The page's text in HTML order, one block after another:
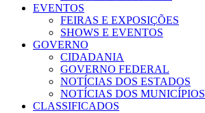
EVENTOS
FEIRAS E EXPOSIÇÕES
SHOWS E EVENTOS
GOVERNO
CIDADANIA
GOVERNO FEDERAL
NOTÍCIAS DOS ESTADOS
NOTÍCIAS DOS MUNICÍPIOS
CLASSIFICADOS